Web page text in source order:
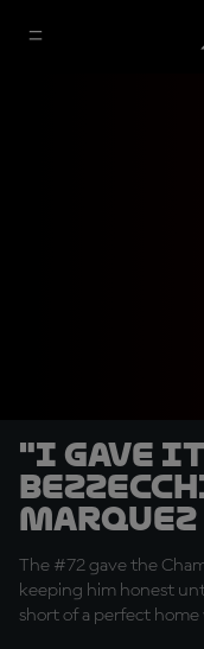
"I gave
The #72 gave the
keeping him honest
short of a perfect home